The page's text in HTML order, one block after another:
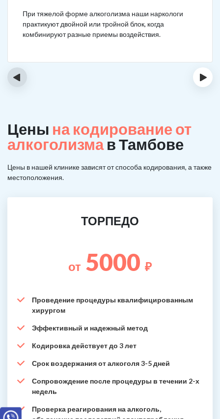
При тяжелой форме алкоголизма наши наркологи
практикуют двойной или тройной блок, когда
комбинируют разные приемы воздействия.
‹ ›
Цены на кодирование от
алкоголизмав Тамбове
Цены в нашей клинике зависят от способа кодирования, а также
местоположения.
ТОРПЕДО
от 5000 ₽
Проведение процедуры квалифицированным
хирургом
Эффективный и надежный метод
Кодировка действует до 3 лет
Срок воздержания от алкоголя 3-5 дней
Сопровождение после процедуры в течении 2-х
недель
Проверка реагирования на алкоголь,